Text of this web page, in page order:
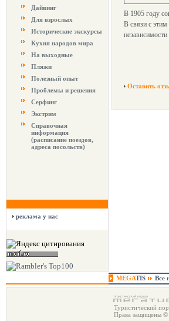
Дайвинг
Для взрослых
Исторические экскурсы
Кухня народов мира
На выходные
Пляжи
Полезный опыт
Проблемы и решения
Серфинг
Экстрим
Справочная
информация
(расписание поездов,
адреса посольств)
реклама у нас
В 1905 году
В связи с
Оставить
MEGATIS Все
Туристический
Права защищены ©